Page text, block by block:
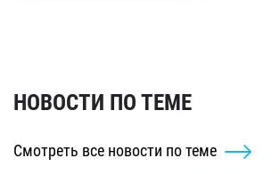
НОВОСТИ ПО ТЕМЕ
Смотреть все новости по теме